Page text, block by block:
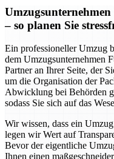
– so planen Sie
Ein professioneller Umzug
dem Umzugsunternehmen
Partner an Ihrer Seite, der
um die Organisation der
Abwicklung bei Behörden
sodass Sie sich auf das
Wir wissen, dass ein
legen wir Wert auf
Bevor der eigentliche
Ihnen einen